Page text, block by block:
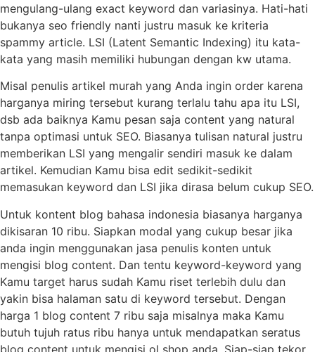
mengulang-ulang exact keyword dan variasinya. Hati-hati
bukanya seo friendly nanti justru masuk ke kriteria
spammy article. LSI (Latent Semantic Indexing) itu kata-
kata yang masih memiliki hubungan dengan kw utama.
Misal penulis artikel murah yang Anda ingin order karena
harganya miring tersebut kurang terlalu tahu apa itu LSI,
dsb ada baiknya Kamu pesan saja content yang natural
tanpa optimasi untuk SEO. Biasanya tulisan natural justru
memberikan LSI yang mengalir sendiri masuk ke dalam
artikel. Kemudian Kamu bisa edit sedikit-sedikit
memasukan keyword dan LSI jika dirasa belum cukup SEO.
Untuk kontent blog bahasa indonesia biasanya harganya
dikisaran 10 ribu. Siapkan modal yang cukup besar jika
anda ingin menggunakan jasa penulis konten untuk
mengisi blog content. Dan tentu keyword-keyword yang
Kamu target harus sudah Kamu riset terlebih dulu dan
yakin bisa halaman satu di keyword tersebut. Dengan
harga 1 blog content 7 ribu saja misalnya maka Kamu
butuh tujuh ratus ribu hanya untuk mendapatkan seratus
blog content untuk mengisi ol shop anda. Siap-siap tekor